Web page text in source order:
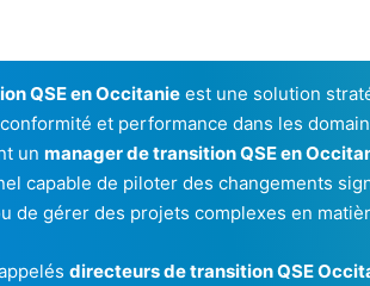
QSE en Occitanie est une solution
et performance dans les
un manager de transition QSE en
capable de piloter des changements
de gérer des projets complexes en
directeurs de transition QSE